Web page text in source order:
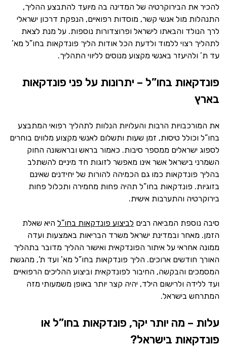
להכיר את הבירוקרטיה של המדינה בה מיועד להתבצע ההליך,
התנהלות מול אנשי קשר, מוסדות רפואיים, הנפקת דרכון ישראלי
לרך הנולד והבאתו לישראל ופרוצדורות נוספות. על מנת לצאת
לתהליך רצוי ללמוד ולדעת הכל אודות הליך פונדקאות בחו”ל מא’
עד ת’ ולהיעזר באנשי מקצוע מנוסים לליווי התהליך.
פונדקאות בחו”ל – יתרונות על פני פונדקאות
בארץ
את המורכבויות הרבות והעלויות הנלוות לתהליך רפואי המתבצע
בחו”ל וכולל טיסות, זמן שעות ותשלום לאנשי מקצוע מלווים בוחרים
לספוג ישראלים ממספר סיבות. כאמור בראש ובראשונה החוק
השמרני בישראל אשר אינו מאפשר לזוגות חד מיניים להשתלב
בהליך פונדקאות כמו גם הכמיהה להורות של יחידנים שאינם
בזוגיות. פונדקאות בחו”ל תהיה פחות מחמירה ותכלול פחות
בירוקרטיה והתערבות אישית.
סיבה נוספת המביאה רבים לביצוע פונדקאות בחו”ל היא שאלת
הזמן. מאחר ובמדינת ישראל משרד הבריאות באמצעות ועדה
ממונה אחראי על איתור הפונדקאית ואישור ההליך מדובר בתהליך
האורך חודשים ארוכים. הליך פונדקאות בחו”ל מא’ ועד ת’, מהגשת
המסמכים והבקשה, החיבור לפונדקאית וביצוע ההליכים הרפואיים
ועד ללידה ולרישום הילד, יהיה קצר יותר באופן משמעותי מזה
המתרחש בישראל.
עלות – מה יותר יקר, פונדקאות בחו”ל או
פונדקאות בישראל?